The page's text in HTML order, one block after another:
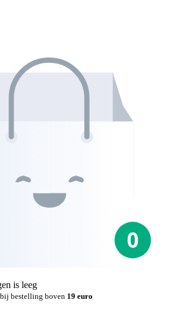
is leeg
bestelling boven 19 euro